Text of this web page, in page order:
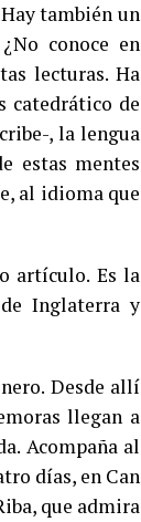
también un
conoce en
lecturas. Ha
catedrático de
, la lengua
estas mentes
al idioma que
artículo. Es la
Inglaterra y
Desde allí
llegan a
Acompaña al
días, en Can
que admira